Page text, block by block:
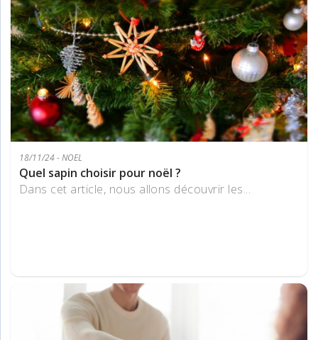
18/11/24 - NOEL
Quel sapin choisir pour noël ?
Dans cet article, nous allons découvrir les...